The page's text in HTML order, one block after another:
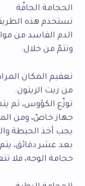
الحجامة الجافّة
تستخدم هذه
الدم الفاسد من
وتتمّ من خلال:
تعقيم المكان
من زيت الزيتون.
توزّع الكؤوس، ثم
جهاز خاصّ، ومن
يجب أخذ الحيطة
بعد عشر دقائق،
حجامة الوجه، فلا